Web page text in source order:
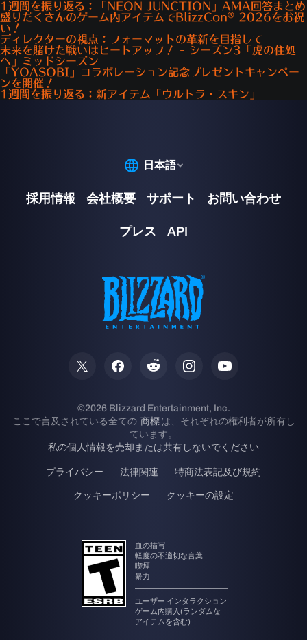
1週間を振り返る：「NEON JUNCTION」AMA回答まとめ
盛りだくさんのゲーム内アイテムでBlizzCon® 2026をお祝
い！
ディレクターの視点：フォーマットの革新を目指して
未来を賭けた戦いはヒートアップ！ - シーズン3「虎の住処
へ」ミッドシーズン
「YOASOBI」コラボレーション記念プレゼントキャンペー
ンを開催！
1週間を振り返る：新アイテム「ウルトラ・スキン」